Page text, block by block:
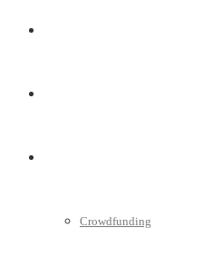
Crowdfunding